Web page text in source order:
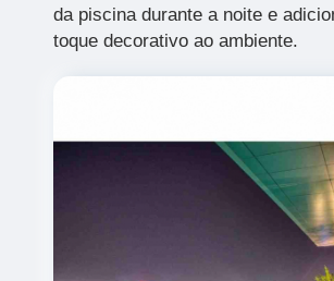
da piscina durante a noite e
toque decorativo ao ambiente.